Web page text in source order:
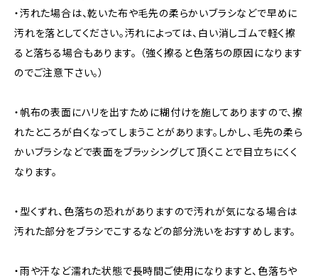
・汚れた場合は、乾いた布や毛先の柔らかいブラシなどで早めに
汚れを落としてください。汚れによっては、白い消しゴムで軽く擦
ると落ちる場合もあります。 （強く擦ると色落ちの原因になります
のでご注意下さい。）
・帆布の表面にハリを出すために糊付けを施してありますので、擦
れたところが白くなってしまうことがあります。しかし、毛先の柔ら
かいブラシなどで表面をブラッシングして頂くことで目立ちにくく
なります。
・型くずれ、色落ちの恐れがありますので汚れが気になる場合は
汚れた部分をブラシでこするなどの部分洗いをおすすめします。
・雨や汗など濡れた状態で長時間ご使用になりますと、色落ちや